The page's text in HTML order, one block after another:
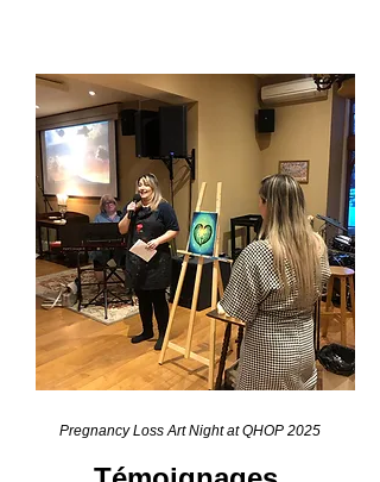
Pregnancy Loss Art Night at QHOP 2025